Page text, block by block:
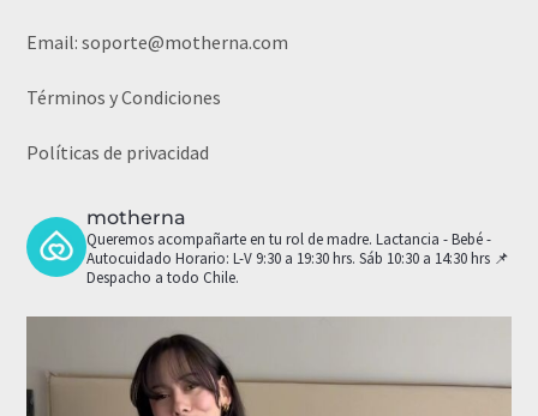
Email:soporte@motherna.com
Términos y Condiciones
Políticas de privacidad
motherna
Queremos acompañarte en tu rol de madre. Lactancia - Bebé -
Autocuidado Horario: L-V 9:30 a 19:30 hrs. Sáb 10:30 a 14:30 hrs 📌
Despacho a todo Chile.